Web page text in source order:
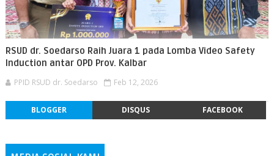
RSUD dr. Soedarso Raih Juara 1 pada Lomba Video Safety
Induction antar OPD Prov. Kalbar
PPID RSUD dr. Soedarso Feb 12, 2026
BLOGGER DISQUS FACEBOOK